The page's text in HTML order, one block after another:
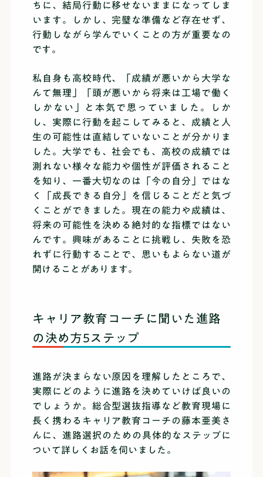
ちに、結局行動に移せないままになってしま
います。しかし、完璧な準備など存在せず、
行動しながら学んでいくことの方が重要なの
です。
私自身も高校時代、「成績が悪いから大学な
んて無理」「頭が悪いから将来は工場で働く
しかない」と本気で思っていました。しか
し、実際に行動を起こしてみると、成績と人
生の可能性は直結していないことが分かりま
した。大学でも、社会でも、高校の成績では
測れない様々な能力や個性が評価されること
を知り、一番大切なのは「今の自分」ではな
く「成長できる自分」を信じることだと気づ
くことができました。現在の能力や成績は、
将来の可能性を決める絶対的な指標ではない
んです。興味があることに挑戦し、失敗を恐
れずに行動することで、思いもよらない道が
開けることがあります。
キャリア教育コーチに聞いた進路
の決め方5ステップ
進路が決まらない原因を理解したところで、
実際にどのように進路を決めていけば良いの
でしょうか。総合型選抜指導など教育現場に
長く携わるキャリア教育コーチの藤本亜美さ
んに、進路選択のための具体的なステップに
ついて詳しくお話を伺いました。